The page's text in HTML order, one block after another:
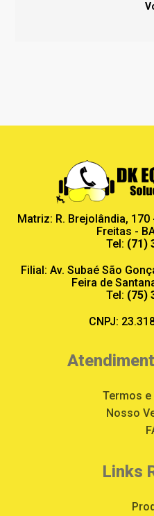
Matriz: R. Brejolândia,
Freitas -
Tel: (71)
Filial: Av. Subaé São
Feira de
Tel: (75)
CNPJ:
Termos
Nosso
Links